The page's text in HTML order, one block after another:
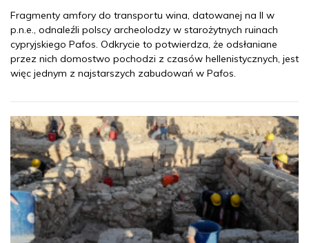
Fragmenty amfory do transportu wina, datowanej na II w
p.n.e., odnaleźli polscy archeolodzy w starożytnych ruinach
cypryjskiego Pafos. Odkrycie to potwierdza, że odsłaniane
przez nich domostwo pochodzi z czasów hellenistycznych, jest
więc jednym z najstarszych zabudowań w Pafos.